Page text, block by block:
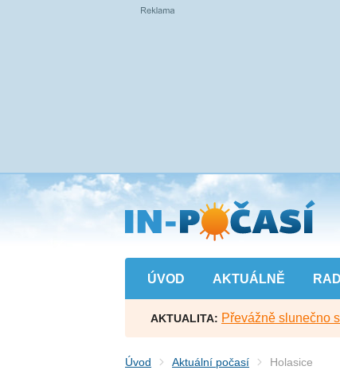
Přejít
na
hlavní
obsah
ÚVOD AKTUÁLNĚ
AKTUALITA: Převážně slunečno
Úvod Aktuální počasí Holasice